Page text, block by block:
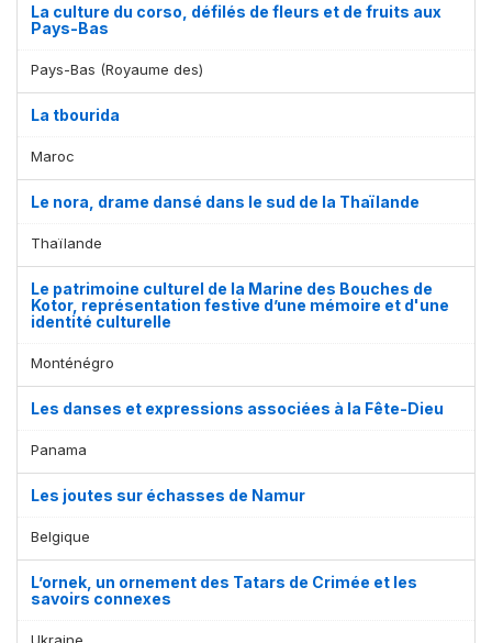
La culture du corso, défilés de fleurs et de fruits aux
Pays-Bas
Pays-Bas (Royaume des)
La tbourida
Maroc
Le nora, drame dansé dans le sud de la Thaïlande
Thaïlande
Le patrimoine culturel de la Marine des Bouches de
Kotor, représentation festive d’une mémoire et d'une
identité culturelle
Monténégro
Les danses et expressions associées à la Fête-Dieu
Panama
Les joutes sur échasses de Namur
Belgique
L’ornek, un ornement des Tatars de Crimée et les
savoirs connexes
Ukraine